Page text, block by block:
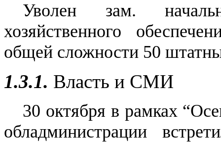
Уволен зам.
хозяйственного
общей сложности 50
1.3.1. Власть и СМИ
30 октября в рамках
обладминистрации